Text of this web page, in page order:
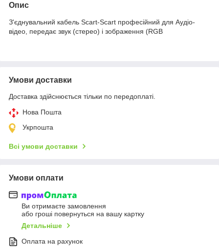
Опис
З'єднувальний кабель Scart-Scart професійний для Аудіо-
відео, передає звук (стерео) і зображення (RGB
Умови доставки
Доставка здійснюється тільки по передоплаті.
Нова Пошта
Укрпошта
Всі умови доставки
Умови оплати
Ви отримаєте замовлення
або гроші повернуться на вашу картку
Детальніше
Оплата на рахунок